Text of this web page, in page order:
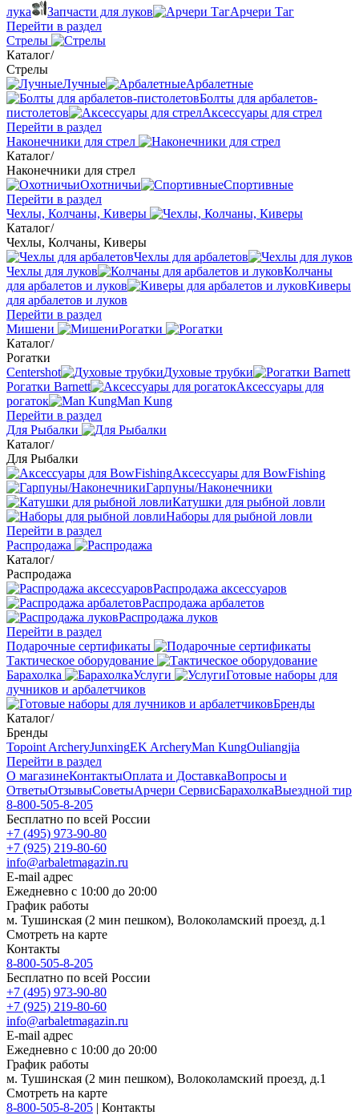
лука
Запчасти для луков
Арчери Таг
Перейти в раздел
Стрелы
Каталог/
Стрелы
Лучные
Арбалетные
Болты для арбалетов-
пистолетов
Аксессуары для стрел
Перейти в раздел
Наконечники для стрел
Каталог/
Наконечники для стрел
Охотничьи
Спортивные
Перейти в раздел
Чехлы, Колчаны, Киверы
Каталог/
Чехлы, Колчаны, Киверы
Чехлы для арбалетов
Чехлы для луков
Колчаны
для арбалетов и луков
Киверы
для арбалетов и луков
Перейти в раздел
Мишени
Рогатки
Каталог/
Рогатки
Centershot
Духовые трубки
Рогатки Barnett
Аксессуары для
рогаток
Man Kung
Перейти в раздел
Для Рыбалки
Каталог/
Для Рыбалки
Аксессуары для BowFishing
Гарпуны/Наконечники
Катушки для рыбной ловли
Наборы для рыбной ловли
Перейти в раздел
Распродажа
Каталог/
Распродажа
Распродажа аксессуаров
Распродажа арбалетов
Распродажа луков
Перейти в раздел
Подарочные сертификаты
Тактическое оборудование
Барахолка
Услуги
Готовые наборы для
лучников и арбалетчиков
Бренды
Каталог/
Бренды
Topoint ArcheryJunxingEK ArcheryMan KungOuliangjia
Перейти в раздел
О магазинеКонтактыОплата и ДоставкаВопросы и
ОтветыОтзывыСоветыАрчери СервисБарахолкаВыездной тир
8-800-505-8-205
Бесплатно по всей России
+7 (495) 973-90-80
+7 (925) 219-80-60
info@arbaletmagazin.ru
E-mail адрес
Ежедневно с 10:00 до 20:00
График работы
м. Тушинская (2 мин пешком), Волоколамский проезд, д.1
Смотреть на карте
Контакты
8-800-505-8-205
Бесплатно по всей России
+7 (495) 973-90-80
+7 (925) 219-80-60
info@arbaletmagazin.ru
E-mail адрес
Ежедневно с 10:00 до 20:00
График работы
м. Тушинская (2 мин пешком), Волоколамский проезд, д.1
Смотреть на карте
8-800-505-8-205 | Контакты